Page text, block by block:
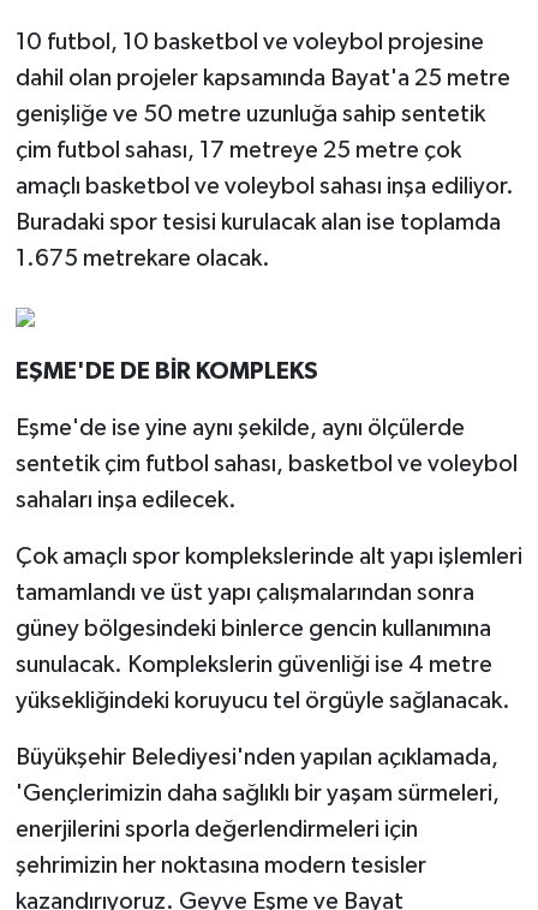
10 futbol, 10 basketbol ve voleybol projesine
dahil olan projeler kapsamında Bayat'a 25 metre
genişliğe ve 50 metre uzunluğa sahip sentetik
çim futbol sahası, 17 metreye 25 metre çok
amaçlı basketbol ve voleybol sahası inşa ediliyor.
Buradaki spor tesisi kurulacak alan ise toplamda
1.675 metrekare olacak.
EŞME'DE DE BİR KOMPLEKS
Eşme'de ise yine aynı şekilde, aynı ölçülerde
sentetik çim futbol sahası, basketbol ve voleybol
sahaları inşa edilecek.
Çok amaçlı spor komplekslerinde alt yapı işlemleri
tamamlandı ve üst yapı çalışmalarından sonra
güney bölgesindeki binlerce gencin kullanımına
sunulacak. Komplekslerin güvenliği ise 4 metre
yüksekliğindeki koruyucu tel örgüyle sağlanacak.
Büyükşehir Belediyesi'nden yapılan açıklamada,
'Gençlerimizin daha sağlıklı bir yaşam sürmeleri,
enerjilerini sporla değerlendirmeleri için
şehrimizin her noktasına modern tesisler
kazandırıyoruz. Geyve Eşme ve Bayat